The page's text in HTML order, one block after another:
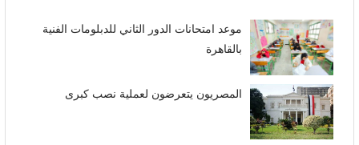
موعد امتحانات الدور الثاني للدبلومات الفنية
بالقاهرة
المصريون يتعرضون لعملية نصب كبرى